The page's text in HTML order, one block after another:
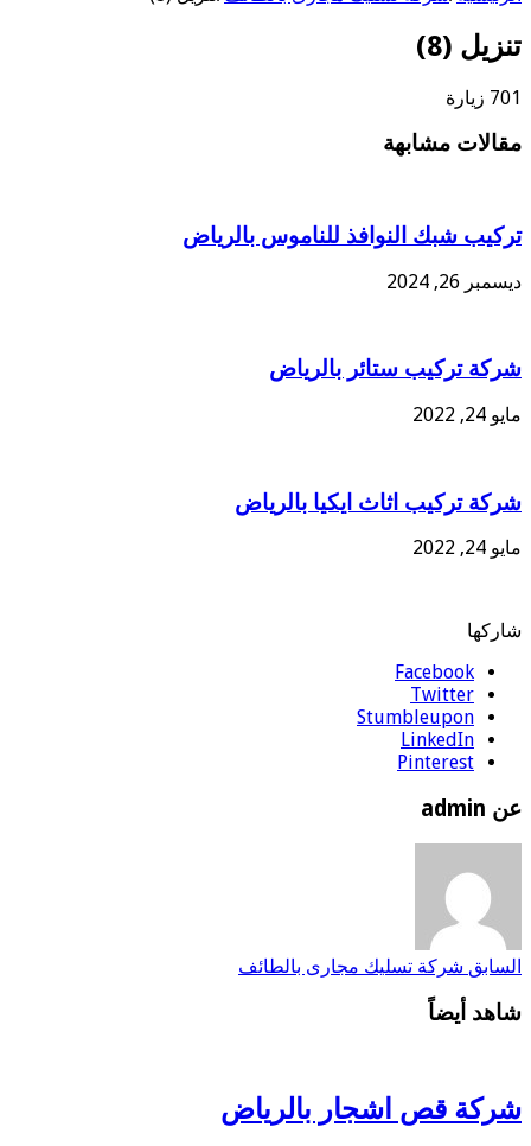
تنزيل (8)
701 زيارة
مقالات مشابهة
تركيب شبك النوافذ للناموس بالرياض
ديسمبر 26, 2024
شركة تركيب ستائر بالرياض
مايو 24, 2022
شركة تركيب اثاث ايكيا بالرياض
مايو 24, 2022
شاركها
Facebook
Twitter
Stumbleupon
LinkedIn
Pinterest
عن admin
السابق شركة تسليك مجارى بالطائف
شاهد أيضاً
شركة قص اشجار بالرياض